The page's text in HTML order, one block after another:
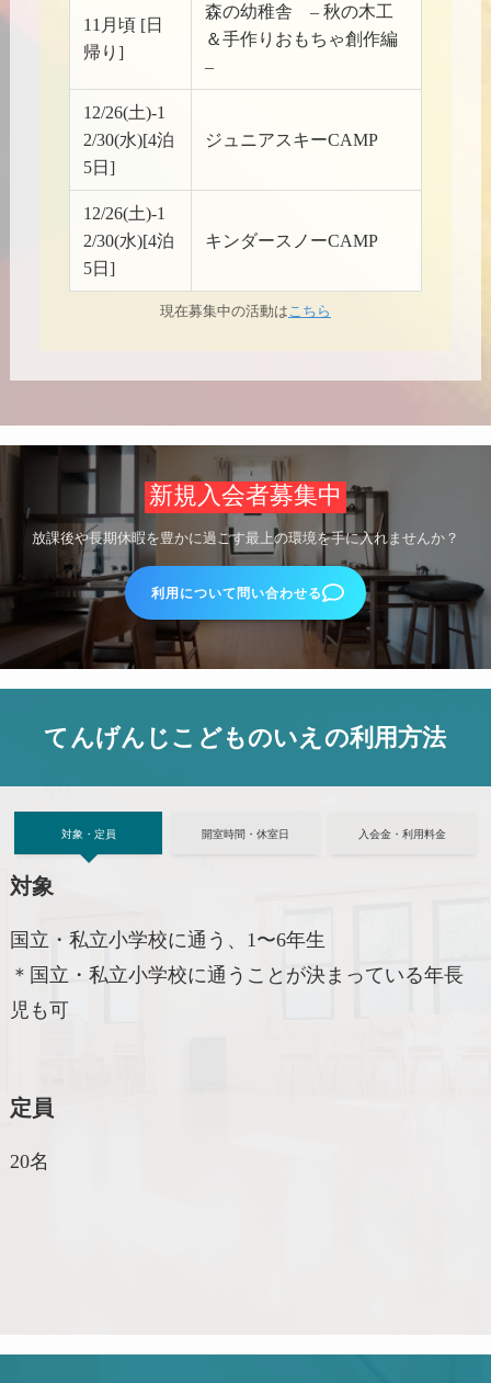
11月頃 [日
帰り]
森の幼稚舎 – 秋の木工
＆手作りおもちゃ創作編
–
12/26(土)-1
2/30(水)[4泊
5日]
ジュニアスキーCAMP
12/26(土)-1
2/30(水)[4泊
5日]
キンダースノーCAMP
現在募集中の活動はこちら
新規入会者募集中
放課後や長期休暇を豊かに過ごす最上の環境を手に入れませんか？
利用について問い合わせる
てんげんじこどものいえの利用方法
対象・定員 開室時間・休室日 入会金・利用料金
対象
国立・私立小学校に通う、1〜6年生
＊国立・私立小学校に通うことが決まっている年長
児も可
定員
20名